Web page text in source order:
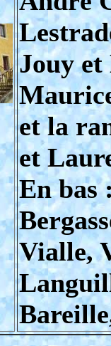
Jouy et
et la
et
En bas
Vialle,